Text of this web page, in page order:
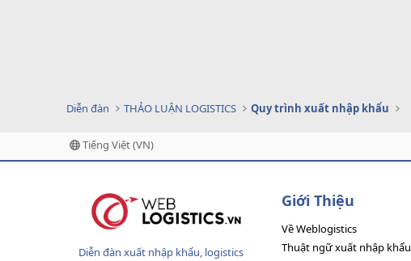
Diễn đàn THẢO LUẬN LOGISTICS Quy trình xuất nhập khẩu
Tiếng Việt (VN)
Diễn đàn xuất nhập khẩu, logistics
Giới Thiệu
Về Weblogistics
Thuật ngữ xuất nhập khẩu